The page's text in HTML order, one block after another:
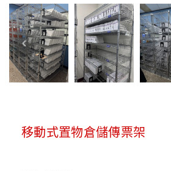
移動式置物倉儲傳票架